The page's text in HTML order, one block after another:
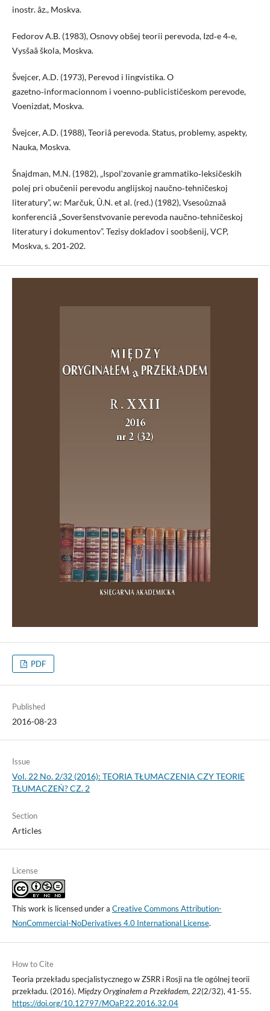
inostr. âz., Moskva.
Fedorov A.B. (1983), Osnovy obŝej teorii perevoda, Izd‑e 4‑e,
Vysšaâ škola, Moskva.
Švejcer, A.D. (1973), Perevod i lingvistika. O
gazetno‑informacionnom i voenno‑publicističeskom perevode,
Voenizdat, Moskva.
Švejcer, A.D. (1988), Teoriâ perevoda. Status, problemy, aspekty,
Nauka, Moskva.
Šnajdman, M.N. (1982), „Ispolʹzovanie grammatiko‑leksičeskih
polej pri obučenii perevodu anglijskoj naučno‑tehničeskoj
literatury”, w: Marčuk, Û.N. et al. (red.) (1982), Vsesoûznaâ
konferenciâ „Soveršenstvovanie perevoda naučno‑tehničeskoj
literatury i dokumentov”. Tezisy dokladov i soobŝenij, VCP,
Moskva, s. 201‑202.
PDF
Published
2016-08-23
Issue
Vol. 22 No. 2/32 (2016): TEORIA TŁUMACZENIA CZY TEORIE
TŁUMACZEŃ? CZ. 2
Section
Articles
License
This work is licensed under a Creative Commons Attribution-
NonCommercial-NoDerivatives 4.0 International License.
How to Cite
Teoria przekładu specjalistycznego w ZSRR i Rosji na tle ogólnej teorii
przekładu. (2016). Między Oryginałem a Przekładem, 22(2/32), 41-55.
https://doi.org/10.12797/MOaP.22.2016.32.04